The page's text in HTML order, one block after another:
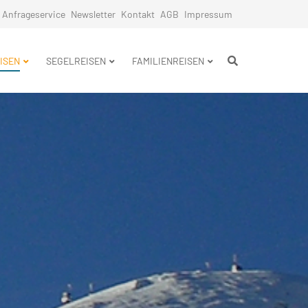
Anfrageservice Newsletter Kontakt AGB Impressum
SEGELREISEN FAMILIENREISEN